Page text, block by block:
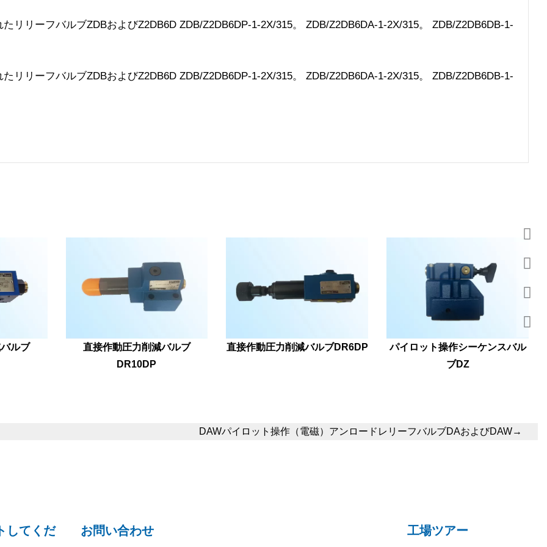
ルブ
直接作動圧力削減バルブ
DR10DP
直接作動圧力削減バルブDR6DP
パイロット操作シーケンスバル
ブDZ
DAWパイロット操作（電磁）アンロードレリーフバルブDAおよびDAW→
してくだ お問い合わせ 工場ツアー